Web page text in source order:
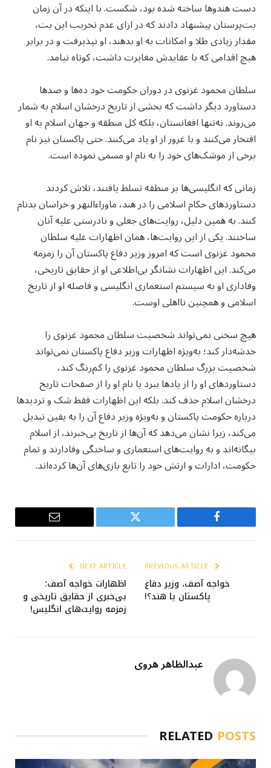
دست هندوها ساخته شده بود، شکست. با اینکه در آن زمان
بت‌پرستان پیشنهاد دادند که در ازای عدم تخریب این بت،
مقدار زیادی طلا و امکانات به او بدهند، او نپذیرفت و در برابر
هیچ اقدامی که با عقایدش مغایرت داشت، کوتاه نیامد.
سلطان محمود غزنوی در دوران حکومت خود ده‌ها و صدها
دستاورد دیگر داشت که بخشی از تاریخ درخشان اسلام به شمار
می‌روند. نه‌تنها افغانستان، بلکه کل منطقه و جهان اسلام به او
افتخار می‌کنند و با غرور از او یاد می‌کنند. حتی پاکستان نیز نام
برخی از موشک‌های خود را به نام او مسمی نموده است.
زمانی که انگلیسی‌ها بر منطقه تسلط یافتند، تلاش کردند
دستاوردهای حکام اسلامی را در هند، ماوراءالنهر و خراسان بدنام
کنند. به همین دلیل، روایت‌های جعلی و نادرستی علیه آنان
ساختند. یکی از این روایت‌ها، همان اظهارات علیه سلطان
محمود غزنوی است که امروز وزیر دفاع پاکستان آن را زمزمه
می‌کند. این اظهارات نشانگر بی‌اطلاعی او از حقایق تاریخی،
وفاداری او به سیستم استعماری انگلیسی و فاصله او از تاریخ
اسلامی و همچنین نااهلی اوست.
هیچ سخنی نمی‌تواند شخصیت سلطان محمود غزنوی را
خدشه‌دار کند؛ به‌ویژه اظهارات وزیر دفاع پاکستان نمی‌تواند
شخصیت بزرگ سلطان محمود غزنوی را کم‌رنگ کند،
دستاوردهای او را از یادها ببرد یا نام او را از صفحات تاریخ
درخشان اسلام حذف کند. بلکه این اظهارات فقط شک و تردیدها
درباره حکومت پاکستان و به‌ویژه وزیر دفاع آن را به یقین تبدیل
می‌کند، زیرا نشان می‌دهد که آن‌ها از تاریخ بی‌خبرند، از اسلام
بیگانه‌اند و به روایت‌های استعماری و ساختگی وفادارند و تمام
حکومت، ادارات و ارتش خود را تابع بازی‌های آن‌ها کرده‌اند.
Facebook
Twitter
Email
خواجه آصف، وزیر دفاع
پاکستان یا هند؟!
NEXT ARTICLE
اظهارات خواجه آصف؛
بی‌خبری از حقایق تاریخی و
زمزمه روایت‌های انگلیس!
عبدالظاهر هروی
RELATED POSTS